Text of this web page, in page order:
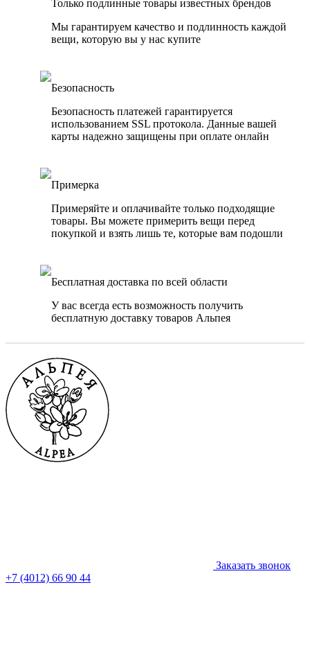
Только подлинные товары известных брендов
Мы гарантируем качество и подлинность каждой
вещи, которую вы у нас купите
Безопасность
Безопасность платежей гарантируется
использованием SSL протокола. Данные вашей
карты надежно защищены при оплате онлайн
Примерка
Примеряйте и оплачивайте только подходящие
товары. Вы можете примерить вещи перед
покупкой и взять лишь те, которые вам подошли
Бесплатная доставка по всей области
У вас всегда есть возможность получить
бесплатную доставку товаров Альпея
Заказать звонок
+7 (4012) 66 90 44